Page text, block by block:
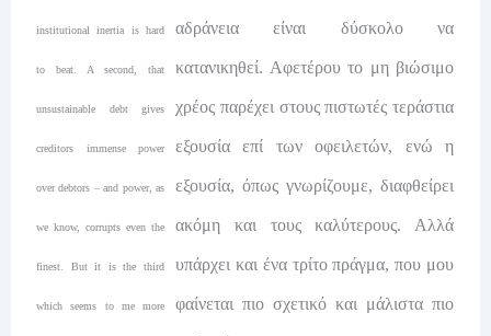
institutional inertia is hard
to beat. A second, that
unsustainable debt gives
creditors immense power
over debtors – and power, as
we know, corrupts even the
finest. But it is the third
which seems to me more
αδράνεια είναι δύσκολο να
κατανικηθεί. Αφετέρου το μη βιώσιμο
χρέος παρέχει στους πιστωτές τεράστια
εξουσία επί των οφειλετών, ενώ η
εξουσία, όπως γνωρίζουμε, διαφθείρει
ακόμη και τους καλύτερους. Αλλά
υπάρχει και ένα τρίτο πράγμα, που μου
φαίνεται πιο σχετικό και μάλιστα πιο